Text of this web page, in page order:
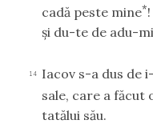
cadă peste mine*
şi du-te de adu-
14
Iacov s-a dus de
sale, care a făcut
tatălui său.